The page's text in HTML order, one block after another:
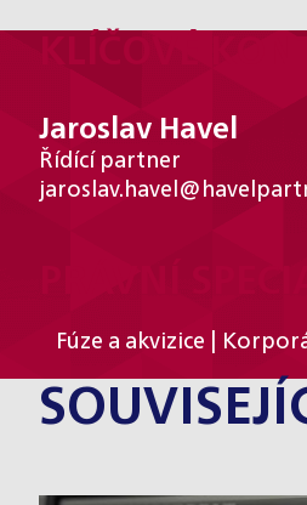
Jaroslav Havel
Řídící partner
Fúze a akvizice |